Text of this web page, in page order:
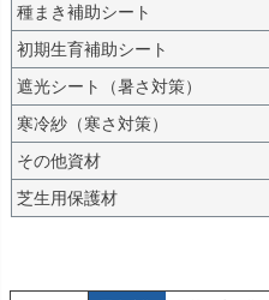
種まき補助シート
初期生育補助シート
遮光シート（暑さ対策）
寒冷紗（寒さ対策）
その他資材
芝生用保護材